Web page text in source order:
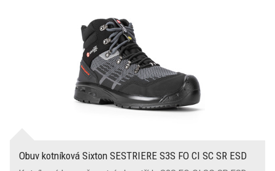
Obuv kotníková Sixton SESTRIERE S3S FO CI SC SR ESD